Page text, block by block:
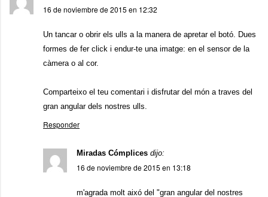
16 de noviembre de 2015 en 12:32
Un tancar o obrir els ulls a la manera de apretar el botó. Dues
formes de fer click i endur-te una imatge: en el sensor de la
càmera o al cor.
Comparteixo el teu comentari i disfrutar del món a traves del
gran angular dels nostres ulls.
Responder
Miradas Cómplices dijo:
16 de noviembre de 2015 en 13:18
m'agrada molt aixó del "gran angular del nostres